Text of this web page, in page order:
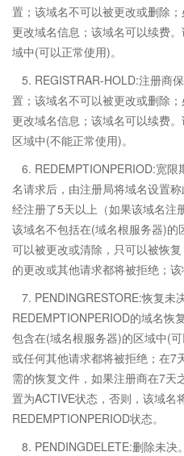
置；该域名不可以被更改或删除
更改域名信息；该域名可以续费
域中(可以正常使用)。
5. REGISTRAR-HOLD:注册商
置；该域名不可以被更改或删除
更改域名信息；该域名可以续费
区域中(不能正常使用)。
6. REDEMPTIONPERIOD:宽
名请求后，由注册局将域名设置
经注册了5天以上（如果该域名注
该域名不包括在(域名根服务器)
可以被更改或清除，只可以被恢
的更改或其他请求都将被拒绝；该
7. PENDINGRESTORE:恢复未
REDEMPTIONPERIOD的域名恢
包含在(域名根服务器)的区域中(
或任何其他请求都将被拒绝；在7
需的恢复文件，如果注册商在7天
置为ACTIVE状态，否则，该域名
REDEMPTIONPERIOD状态。
8. PENDINGDELETE:删除未决